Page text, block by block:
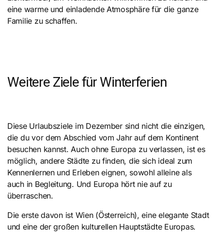
eine warme und einladende Atmosphäre für die ganze
Familie zu schaffen.
Weitere Ziele für Winterferien
Diese Urlaubsziele im Dezember sind nicht die einzigen,
die du vor dem Abschied vom Jahr auf dem Kontinent
besuchen kannst. Auch ohne Europa zu verlassen, ist es
möglich, andere Städte zu finden, die sich ideal zum
Kennenlernen und Erleben eignen, sowohl alleine als
auch in Begleitung. Und Europa hört nie auf zu
überraschen.
Die erste davon ist Wien (Österreich), eine elegante Stadt
und eine der großen kulturellen Hauptstädte Europas.